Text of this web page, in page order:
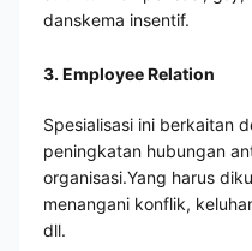
danskema insentif.
3. Employee Relation
Spesialisasi ini berkaitan
peningkatan hubungan
organisasi.Yang harus
menangani konflik,
dll.